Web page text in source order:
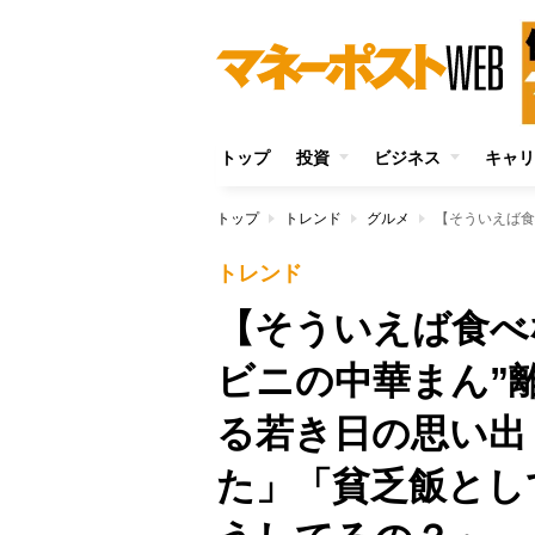
トップ 投資 ビジネス キャ
トップ トレンド グルメ
トレンド
【そういえば食
ビニの中華まん”
る若き日の思い
た」「貧乏飯と